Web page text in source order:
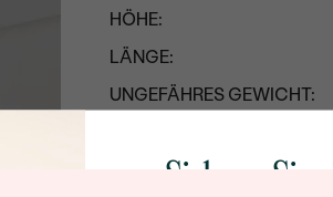
HÖHE:
LÄNGE:
UNGEFÄHRES GEWICHT:
Sichern Sie